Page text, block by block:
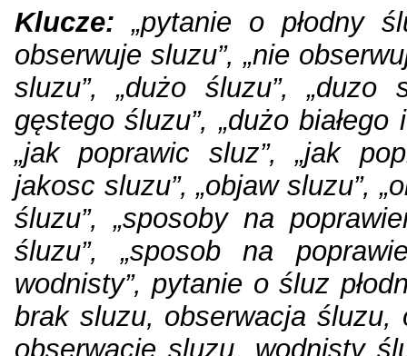
Klucze: „pytanie o płodny
obserwuje sluzu”, „nie
sluzu”, „dużo śluzu”, „duzo
gęstego śluzu”, „dużo
„jak poprawic sluz”, „jak
jakosc sluzu”, „objaw sluzu”,
śluzu”, „sposoby na
śluzu”, „sposob na
wodnisty”, pytanie o śluz
brak sluzu, obserwacja śluzu,
obserwacje sluzu, wodnisty